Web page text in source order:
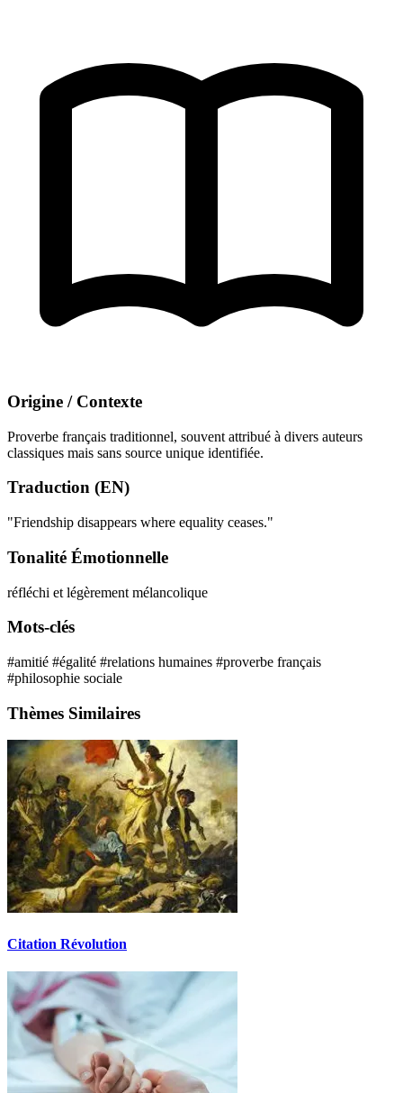
Origine / Contexte
Proverbe français traditionnel, souvent attribué à divers auteurs
classiques mais sans source unique identifiée.
Traduction (EN)
"Friendship disappears where equality ceases."
Tonalité Émotionnelle
réfléchi et légèrement mélancolique
Mots-clés
#amitié #égalité #relations humaines #proverbe français
#philosophie sociale
Thèmes Similaires
Citation Révolution